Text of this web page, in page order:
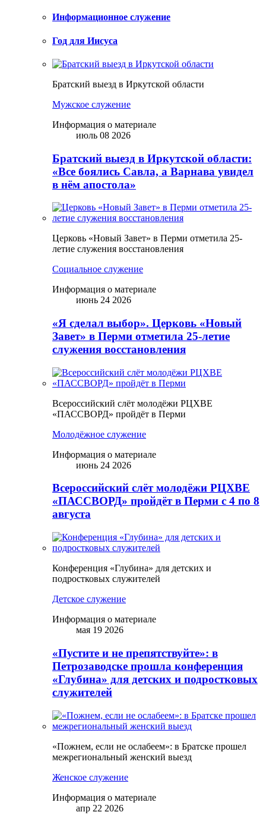
Информационное служение
Год для Иисуса
Братский выезд в Иркутской области
Мужское служение
Информация о материале
июль 08 2026
Братский выезд в Иркутской области:
«Все боялись Савла, а Варнава увидел
в нём апостола»
Церковь «Новый Завет» в Перми отметила 25-
летие служения восстановления
Социальное служение
Информация о материале
июнь 24 2026
«Я сделал выбор». Церковь «Новый
Завет» в Перми отметила 25-летие
служения восстановления
Всероссийский слёт молодёжи РЦХВЕ
«ПАССВОРД» пройдёт в Перми
Молодёжное служение
Информация о материале
июнь 24 2026
Всероссийский слёт молодёжи РЦХВЕ
«ПАССВОРД» пройдёт в Перми с 4 по 8
августа
Конференция «Глубина» для детских и
подростковых служителей
Детское служение
Информация о материале
мая 19 2026
«Пустите и не препятствуйте»: в
Петрозаводске прошла конференция
«Глубина» для детских и подростковых
служителей
«Пожнем, если не ослабеем»: в Братске прошел
межрегиональный женский выезд
Женское служение
Информация о материале
апр 22 2026